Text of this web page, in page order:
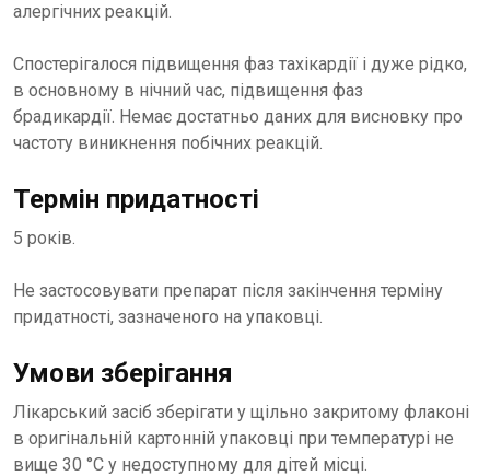
алергічних реакцій.
Спостерігалося підвищення фаз тахікардії і дуже рідко,
в основному в нічний час, підвищення фаз
брадикардії. Немає достатньо даних для висновку про
частоту виникнення побічних реакцій.
Термін придатності
5 років.
Не застосовувати препарат після закінчення терміну
придатності, зазначеного на упаковці.
Умови зберігання
Лікарський засіб зберігати у щільно закритому флаконі
в оригінальній картонній упаковці при температурі не
вище 30 °С у недоступному для дітей місці.